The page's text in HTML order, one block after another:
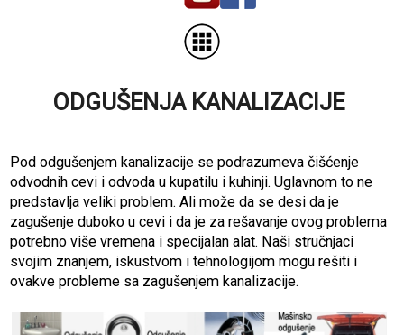
ODGUŠENJA KANALIZACIJE
Pod odgušenjem kanalizacije se podrazumeva čišćenje
odvodnih cevi i odvoda u kupatilu i kuhinji. Uglavnom to ne
predstavlja veliki problem. Ali može da se desi da je
zagušenje duboko u cevi i da je za rešavanje ovog problema
potrebno više vremena i specijalan alat. Naši stručnjaci
svojim znanjem, iskustvom i tehnologijom mogu rešiti i
ovakve probleme sa zagušenjem kanalizacije.